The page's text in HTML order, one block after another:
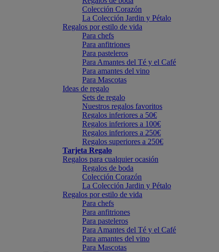
Colección Corazón
La Colección Jardin y Pétalo
Regalos por estilo de vida
Para chefs
Para anfitriones
Para pasteleros
Para Amantes del Té y el Café
Para amantes del vino
Para Mascotas
Ideas de regalo
Sets de regalo
Nuestros regalos favoritos
Regalos inferiores a 50€
Regalos inferiores a 100€
Regalos inferiores a 250€
Regalos superiores a 250€
Tarjeta Regalo
Regalos para cualquier ocasión
Regalos de boda
Colección Corazón
La Colección Jardin y Pétalo
Regalos por estilo de vida
Para chefs
Para anfitriones
Para pasteleros
Para Amantes del Té y el Café
Para amantes del vino
Para Mascotas